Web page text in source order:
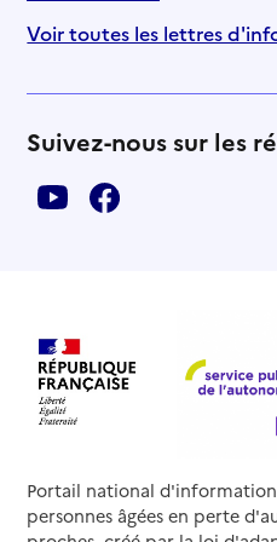
Voir toutes les lettres
Suivez-nous sur les
Portail national
personnes âgées en perte